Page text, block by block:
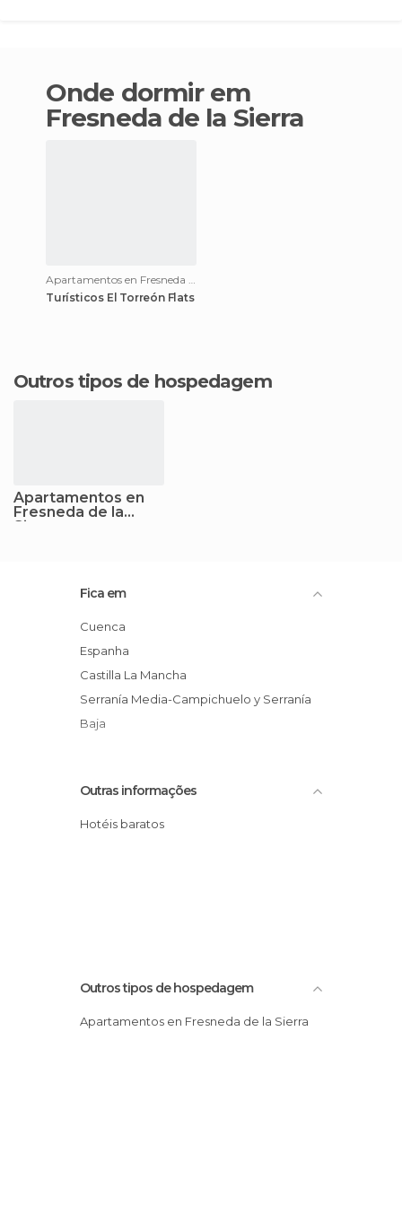
Onde dormir em
Fresneda de la Sierra
Turísticos El Torreón Flats
Outros tipos de hospedagem
Apartamentos en
Fresneda de la
Sierra
Fica em
Cuenca
Espanha
Castilla La Mancha
Serranía Media-Campichuelo y Serranía
Baja
Outras informações
Hotéis baratos
Outros tipos de hospedagem
Apartamentos en Fresneda de la Sierra